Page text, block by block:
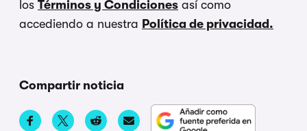
los Términos y Condiciones así como
accediendo a nuestra Política de privacidad.
Compartir noticia